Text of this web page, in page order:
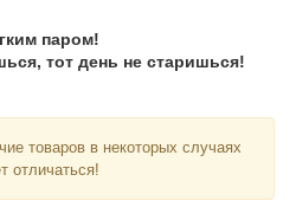
паром!
тот день не старишься!
товаров в некоторых случаях
отличаться!